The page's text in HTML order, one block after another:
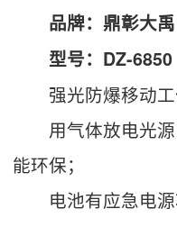
品牌：鼎彰大禹
型号：DZ-6850
强光防爆移动工
用气体放电光源
能环保；
电池有应急电源